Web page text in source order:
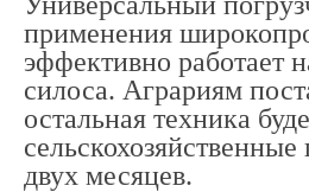
применения
эффективно работает
силоса. Аграриям
остальная техника
двух месяцев.